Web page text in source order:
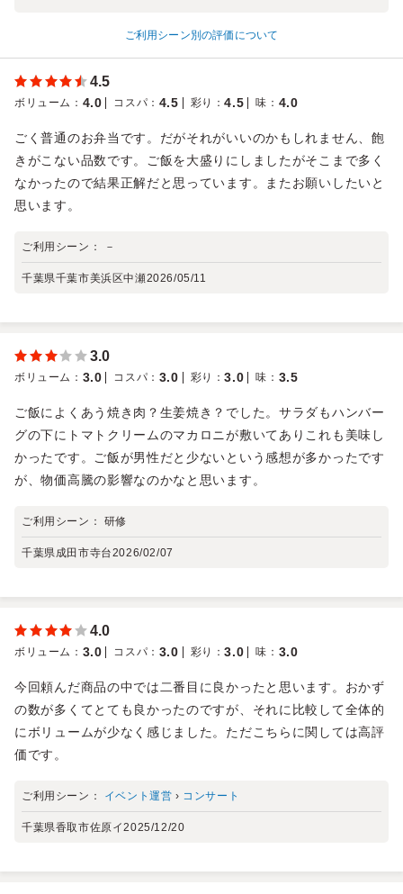
ご利用シーン別の評価について
4.5
ボリューム ： 4.0 コスパ ： 4.5 彩り ：4.5 味 ： 4.0
ごく普通のお弁当です。だがそれがいいのかもしれません、飽
きがこない品数です。ご飯を大盛りにしましたがそこまで多く
なかったので結果正解だと思っています。またお願いしたいと
思います。
ご利用シーン： －
千葉県千葉市美浜区中瀬2026/05/11
3.0
ボリューム ： 3.0 コスパ ： 3.0 彩り ：3.0 味 ： 3.5
ご飯によくあう焼き肉？生姜焼き？でした。サラダもハンバー
グの下にトマトクリームのマカロニが敷いてありこれも美味し
かったです。ご飯が男性だと少ないという感想が多かったです
が、物価高騰の影響なのかなと思います。
ご利用シーン： 研修
千葉県成田市寺台2026/02/07
4.0
ボリューム ： 3.0 コスパ ： 3.0 彩り ：3.0 味 ： 3.0
今回頼んだ商品の中では二番目に良かったと思います。おかず
の数が多くてとても良かったのですが、それに比較して全体的
にボリュームが少なく感じました。ただこちらに関しては高評
価です。
ご利用シーン： イベント運営 › コンサート
千葉県香取市佐原イ2025/12/20